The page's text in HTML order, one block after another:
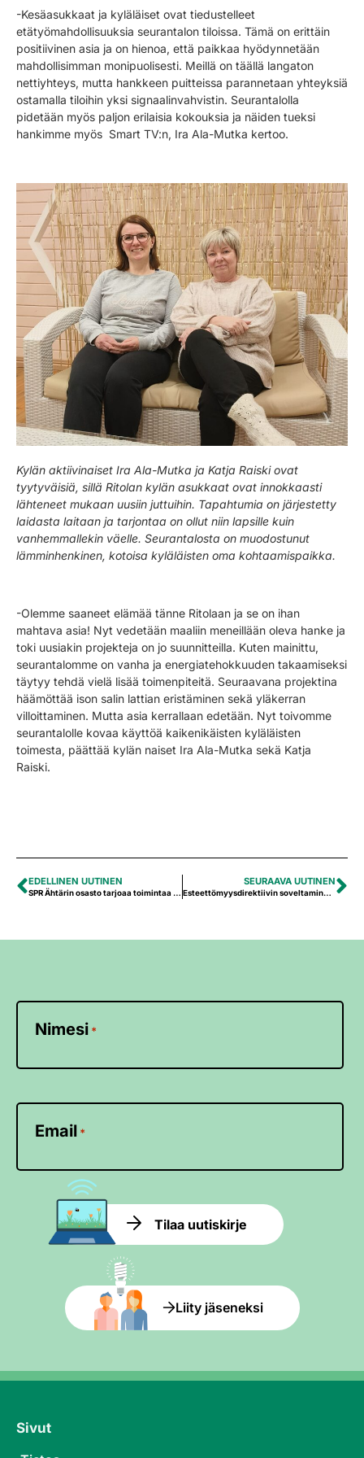
-Kesäasukkaat ja kyläläiset ovat tiedustelleet
etätyömahdollisuuksia seurantalon tiloissa. Tämä on erittäin
positiivinen asia ja on hienoa, että paikkaa hyödynnetään
mahdollisimman monipuolisesti. Meillä on täällä langaton
nettiyhteys, mutta hankkeen puitteissa parannetaan yhteyksiä
ostamalla tiloihin yksi signaalinvahvistin. Seurantalolla
pidetään myös paljon erilaisia kokouksia ja näiden tueksi
hankimme myös Smart TV:n, Ira Ala-Mutka kertoo.
Kylän aktiivinaiset Ira Ala-Mutka ja Katja Raiski ovat
tyytyväisiä, sillä Ritolan kylän asukkaat ovat innokkaasti
lähteneet mukaan uusiin juttuihin. Tapahtumia on järjestetty
laidasta laitaan ja tarjontaa on ollut niin lapsille kuin
vanhemmallekin väelle. Seurantalosta on muodostunut
lämminhenkinen, kotoisa kyläläisten oma kohtaamispaikka.
-Olemme saaneet elämää tänne Ritolaan ja se on ihan
mahtava asia! Nyt vedetään maaliin meneillään oleva hanke ja
toki uusiakin projekteja on jo suunnitteilla. Kuten mainittu,
seurantalomme on vanha ja energiatehokkuuden takaamiseksi
täytyy tehdä vielä lisää toimenpiteitä. Seuraavana projektina
häämöttää ison salin lattian eristäminen sekä yläkerran
villoittaminen. Mutta asia kerrallaan edetään. Nyt toivomme
seurantalolle kovaa käyttöä kaikenikäisten kyläläisten
toimesta, päättää kylän naiset Ira Ala-Mutka sekä Katja
Raiski.
EDELLINEN UUTINEN
SPR Ähtärin osasto tarjoaa toimintaa myös lapsille ja nuorille
SEURAAVA UUTINEN
Esteettömyysdirektiivin soveltaminen alkaa pian – olemmeko valmiita?
Nimesi *
Email *
Tilaa uutiskirje
Liity jäseneksi
Sivut